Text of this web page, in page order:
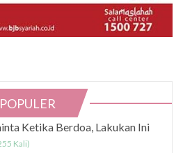
POPULER
Ketika Berdoa, Lakukan Ini
Kali)